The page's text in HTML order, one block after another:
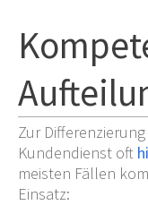
Zur
Kundendienst oft
meisten Fällen
Einsatz: